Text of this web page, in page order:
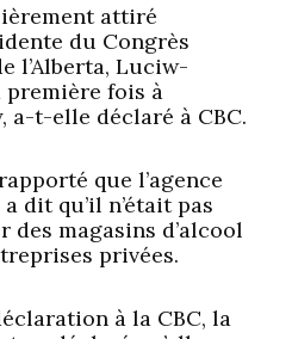
attiré
du Congrès
l’Alberta, Luciw-
fois à
a-t-elle déclaré à CBC.
que l’agence
dit qu’il n’était pas
magasins d’alcool
privées.
à la CBC, la